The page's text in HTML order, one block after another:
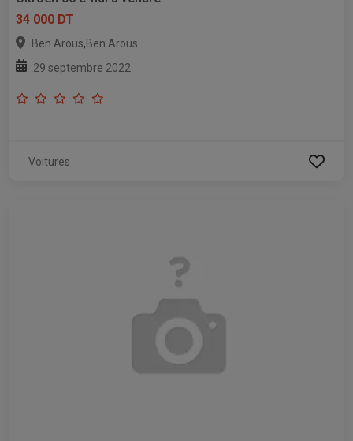
34 000 DT
Ben Arous,Ben Arous
29 septembre 2022
Voitures